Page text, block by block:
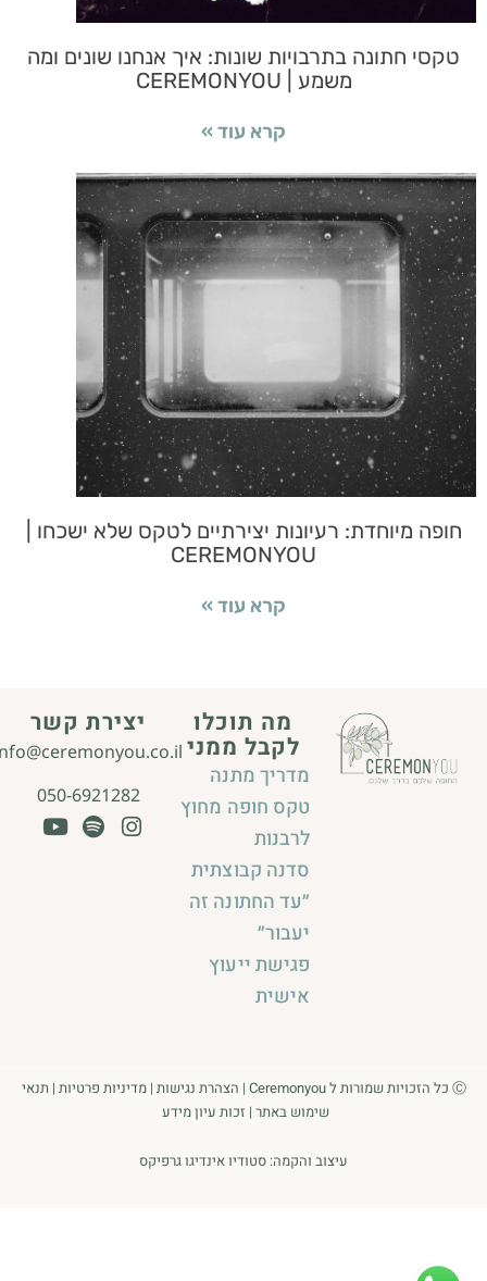
טקסי חתונה בתרבויות שונות: איך אנחנו שונים ומה
משמע | CEREMONYOU
קרא עוד »
חופה מיוחדת: רעיונות יצירתיים לטקס שלא ישכחו |
CEREMONYOU
קרא עוד »
מה תוכלו
לקבל ממני
מדריך מתנה
טקס חופה מחוץ
לרבנות
סדנה קבוצתית
״עד החתונה זה
יעבור״
פגישת ייעוץ
אישית
יצירת קשר
info@ceremonyou.co.il
050-6921282
Ⓒ כל הזכויות שמורות ל Ceremonyou | הצהרת נגישות|מדיניות פרטיות|תנאי
שימוש באתר|זכות עיון מידע
עיצוב והקמה:סטודיו אינדיגו גרפיקס